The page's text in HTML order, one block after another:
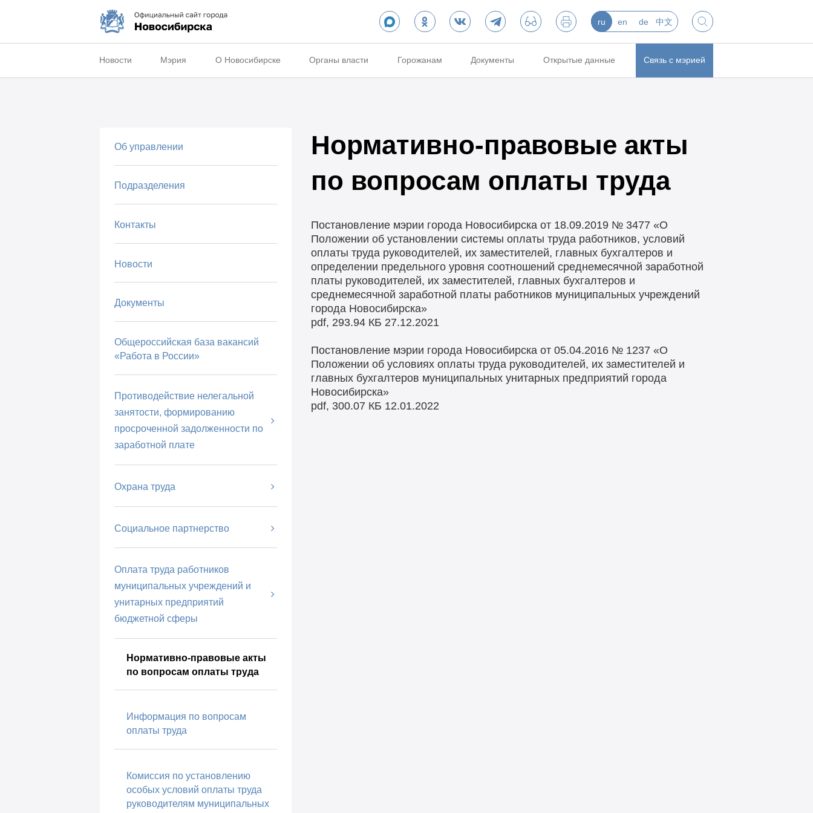
ru en de 中文
Новости Мэрия О Новосибирске Органы власти Горожанам Документы Открытые данные Связь с мэрией
Об управлении
Подразделения
Контакты
Новости
Документы
Общероссийская база вакансий
«Работа в России»
Противодействие нелегальной
занятости, формированию
просроченной задолженности по
заработной плате
Охрана труда
Социальное партнерство
Оплата труда работников
муниципальных учреждений и
унитарных предприятий
бюджетной сферы
Нормативно-правовые акты
по вопросам оплаты труда
Информация по вопросам
оплаты труда
Комиссия по установлению
особых условий оплаты труда
руководителям муниципальных
Нормативно-правовые акты
по вопросам оплаты труда
Постановление мэрии города Новосибирска от 18.09.2019 № 3477 «О
Положении об установлении системы оплаты труда работников, условий
оплаты труда руководителей, их заместителей, главных бухгалтеров и
определении предельного уровня соотношений среднемесячной заработной
платы руководителей, их заместителей, главных бухгалтеров и
среднемесячной заработной платы работников муниципальных учреждений
города Новосибирска»
pdf, 293.94 КБ 27.12.2021
Постановление мэрии города Новосибирска от 05.04.2016 № 1237 «О
Положении об условиях оплаты труда руководителей, их заместителей и
главных бухгалтеров муниципальных унитарных предприятий города
Новосибирска»
pdf, 300.07 КБ 12.01.2022